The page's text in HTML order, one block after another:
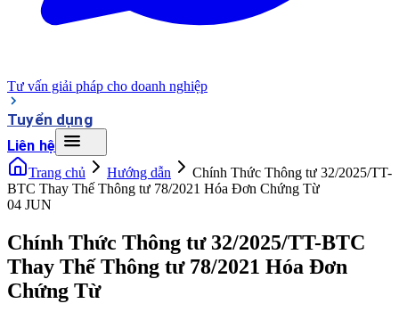
Tư vấn giải pháp cho doanh nghiệp
Tuyển dụng
Liên hệ
Trang chủ Hướng dẫn
Chính Thức Thông tư 32/2025/TT-
BTC Thay Thế Thông tư 78/2021 Hóa Đơn Chứng Từ
04 JUN
Chính Thức Thông tư 32/2025/TT-BTC
Thay Thế Thông tư 78/2021 Hóa Đơn
Chứng Từ